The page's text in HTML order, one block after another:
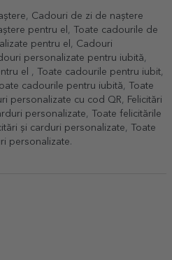
Cadouri de zi de naștere
pentru el
Toate cadourile de
pentru el
Cadouri
personalizate pentru iubită
el Toate cadourile pentru iubit
cadourile pentru iubită
Toate
personalizate cu cod QR
Felicitări
personalizate
Toate felicitările
și carduri personalizate
Toate
personalizate.